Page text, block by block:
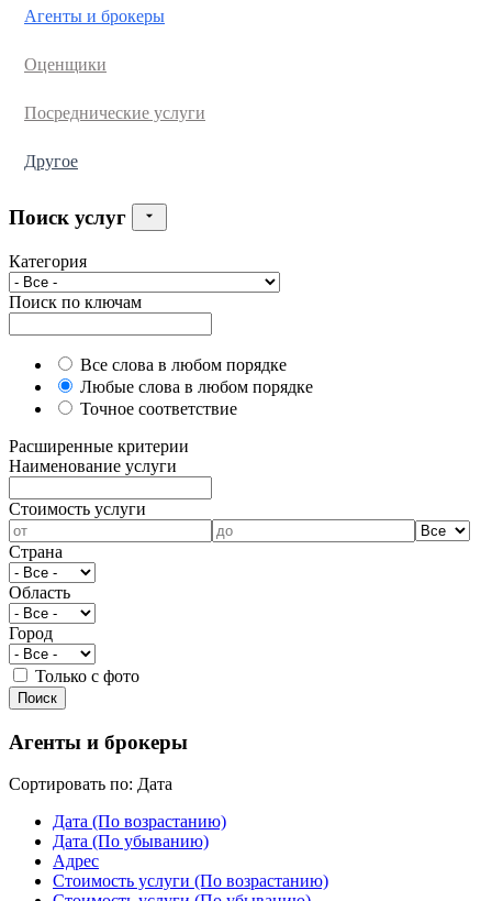
Агенты и брокеры
Оценщики
Посреднические услуги
Другое
Поиск услуг
Категория
Поиск по ключам
Все слова в любом порядке
Любые слова в любом порядке
Точное соответствие
Расширенные критерии
Наименование услуги
Cтоимость услуги
Страна
Область
Город
Только с фото
Агенты и брокеры
Сортировать по: Дата
Дата (По возрастанию)
Дата (По убыванию)
Адрес
Cтоимость услуги (По возрастанию)